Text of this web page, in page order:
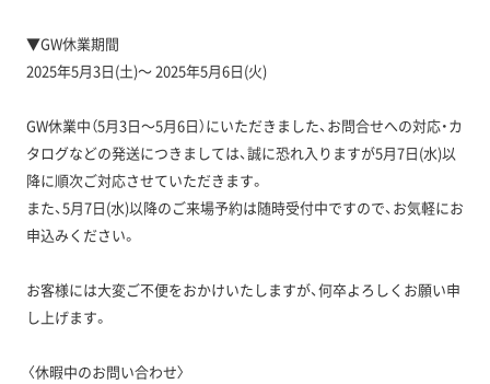
▼GW休業期間
2025年5月3日(土)～ 2025年5月6日(火)
GW休業中（5月3日～5月6日）にいただきました、お問合せへの対応・カ
タログなどの発送につきましては、誠に恐れ入りますが5月7日(水)以
降に順次ご対応させていただきます。
また、5月7日(水)以降のご来場予約は随時受付中ですので、お気軽にお
申込みください。
お客様には大変ご不便をおかけいたしますが、何卒よろしくお願い申
し上げます。
〈休暇中のお問い合わせ〉